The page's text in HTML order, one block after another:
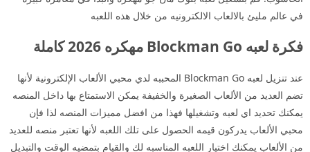
في عالم مليئ بالالعاب الالكترونيه من خلال هذه اللعبه
فكرة لعبه Blockman Go مهكره 2026 كاملة
عند تنزيل لعبه Blockman Go المحببه لدي محبي الألعاب الإلكترونية لأنها
تضم العديد من الألعاب الصغيرة والخفيفة يمكن الاستمتاع بها داخل المنصه
يمكنك تحديد اي لعبه وتشغيلها فهذا من افضل مميزات المنصه لذا فإن
محبي الألعاب يدركون قيمه الحصول على تلك اللعبه لأنها تعتبر منصه للعديد
من الألعاب يمكنك اختيار اللعبه المناسبه لك والقيام بتمضيه الوقت والتبديل